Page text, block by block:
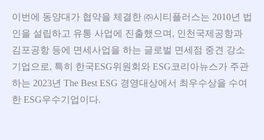
이번에 동양대가 협약을 체결한 ㈜시티플러스는 2010년 법
인을 설립하고 유통 사업에 진출했으며, 인천국제공항과
김포공항 등에 면세사업을 하는 글로벌 면세점 중견 강소
기업으로, 특히 한국ESG위원회와 ESG코리아뉴스가 주관
하는 2023년 The Best ESG 경영대상에서 최우수상을 수여
한 ESG우수기업이다.